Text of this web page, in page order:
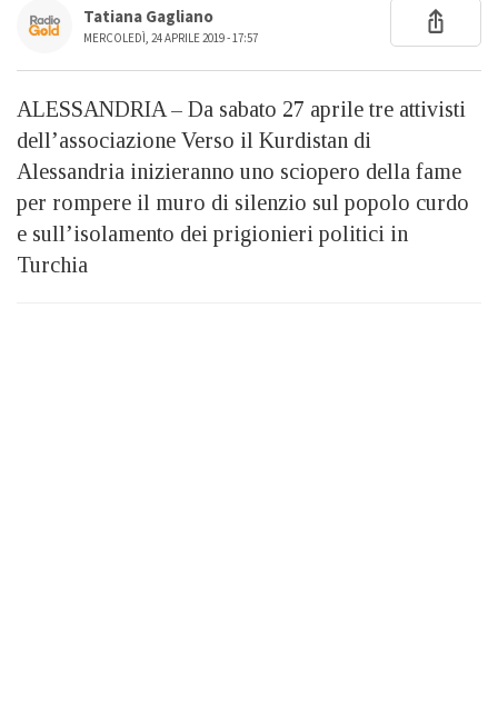
Tatiana Gagliano
MERCOLEDÌ, 24 APRILE 2019 - 17:57
ALESSANDRIA – Da sabato 27 aprile tre attivisti
dell’associazione Verso il Kurdistan di
Alessandria inizieranno uno sciopero della fame
per rompere il muro di silenzio sul popolo curdo
e sull’isolamento dei prigionieri politici in
Turchia